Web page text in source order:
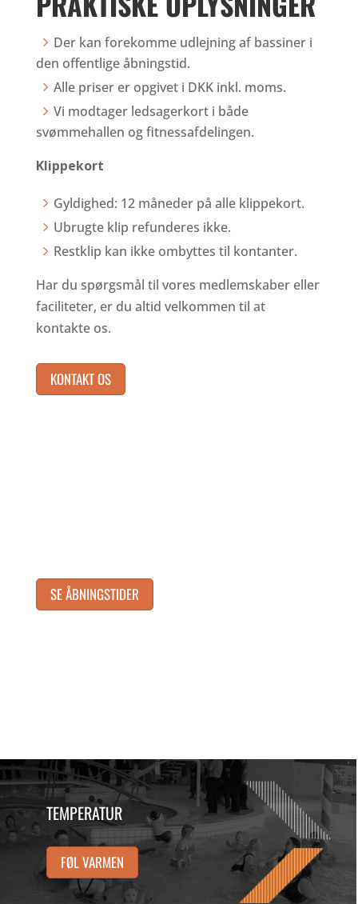
Der kan forekomme udlejning af bassiner i
den offentlige åbningstid.
Alle priser er opgivet i DKK inkl. moms.
Vi modtager ledsagerkort i både
svømmehallen og fitnessafdelingen.
Klippekort
Gyldighed: 12 måneder på alle klippekort.
Ubrugte klip refunderes ikke.
Restklip kan ikke ombyttes til kontanter.
Har du spørgsmål til vores medlemskaber eller
faciliteter, er du altid velkommen til at
kontakte os.
KONTAKT OS
SE ÅBNINGSTIDER
TEMPERATUR
FØL VARMEN